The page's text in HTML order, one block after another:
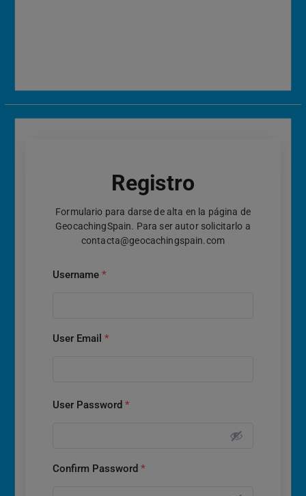
Registro
Formulario para darse de alta en la página de
GeocachingSpain. Para ser autor solicitarlo a
contacta@geocachingspain.com
Username *
User Email *
User Password *
Confirm Password *